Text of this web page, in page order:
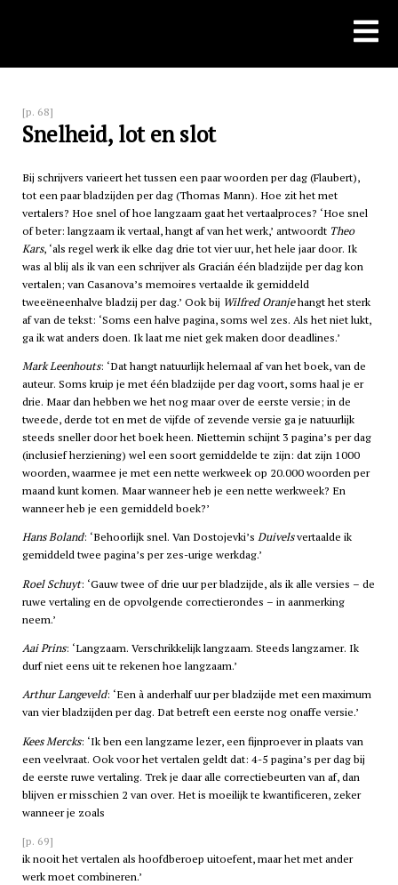
[p. 68]
Snelheid, lot en slot
Bij schrijvers varieert het tussen een paar woorden per dag (Flaubert),
tot een paar bladzijden per dag (Thomas Mann). Hoe zit het met
vertalers? Hoe snel of hoe langzaam gaat het vertaalproces? ‘Hoe snel
of beter: langzaam ik vertaal, hangt af van het werk,’ antwoordt Theo
Kars, ‘als regel werk ik elke dag drie tot vier uur, het hele jaar door. Ik
was al blij als ik van een schrijver als Gracián één bladzijde per dag kon
vertalen; van Casanova’s memoires vertaalde ik gemiddeld
tweeëneenhalve bladzij per dag.’ Ook bij Wilfred Oranjehangt het sterk
af van de tekst: ‘Soms een halve pagina, soms wel zes. Als het niet lukt,
ga ik wat anders doen. Ik laat me niet gek maken door deadlines.’
Mark Leenhouts: ‘Dat hangt natuurlijk helemaal af van het boek, van de
auteur. Soms kruip je met één bladzijde per dag voort, soms haal je er
drie. Maar dan hebben we het nog maar over de eerste versie; in de
tweede, derde tot en met de vijfde of zevende versie ga je natuurlijk
steeds sneller door het boek heen. Niettemin schijnt 3 pagina’s per dag
(inclusief herziening) wel een soort gemiddelde te zijn: dat zijn 1000
woorden, waarmee je met een nette werkweek op 20.000 woorden per
maand kunt komen. Maar wanneer heb je een nette werkweek? En
wanneer heb je een gemiddeld boek?’
Hans Boland: ‘Behoorlijk snel. Van Dostojevki’s Duivelsvertaalde ik
gemiddeld twee pagina’s per zes-urige werkdag.’
Roel Schuyt: ‘Gauw twee of drie uur per bladzijde, als ik alle versies – de
ruwe vertaling en de opvolgende correctierondes – in aanmerking
neem.’
Aai Prins: ‘Langzaam. Verschrikkelijk langzaam. Steeds langzamer. Ik
durf niet eens uit te rekenen hoe langzaam.’
Arthur Langeveld: ‘Een à anderhalf uur per bladzijde met een maximum
van vier bladzijden per dag. Dat betreft een eerste nog onaffe versie.’
Kees Mercks: ‘Ik ben een langzame lezer, een fijnproever in plaats van
een veelvraat. Ook voor het vertalen geldt dat: 4-5 pagina’s per dag bij
de eerste ruwe vertaling. Trek je daar alle correctiebeurten van af, dan
blijven er misschien 2 van over. Het is moeilijk te kwantificeren, zeker
wanneer je zoals
[p. 69]
ik nooit het vertalen als hoofdberoep uitoefent, maar het met ander
werk moet combineren.’